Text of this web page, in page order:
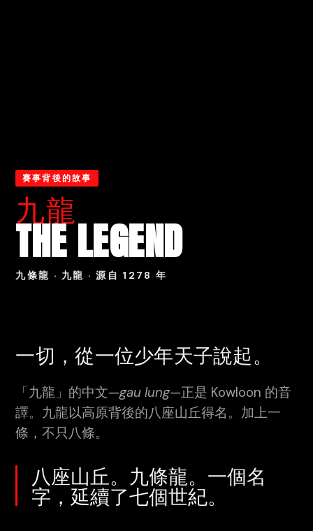
賽事背後的故事
九龍
THE LEGEND
九條龍 · 九龍 · 源自 1278 年
一切，從一位少年天子說起。
「九龍」的中文—gau lung—正是 Kowloon 的音
譯。九龍以高原背後的八座山丘得名。加上一
條，不只八條。
八座山丘。九條龍。一個名
字，延續了七個世紀。